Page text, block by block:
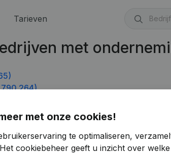
Tarieven
met
1001.790.759)
et associés (BE 1001.790.858)
met onze cookies!
te optimaliseren,
Het cookiebeheer geeft u inzicht over